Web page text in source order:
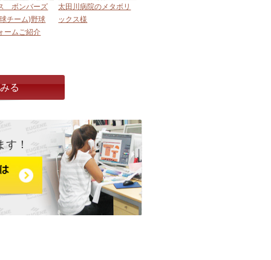
ボンバーズ
チーム)野球
ームご紹介
太田川病院のメタボリ
ックス様
る
！